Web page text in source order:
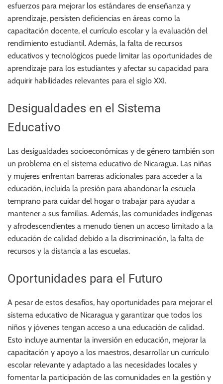
esfuerzos para mejorar los estándares de enseñanza y
aprendizaje, persisten deficiencias en áreas como la
capacitación docente, el currículo escolar y la evaluación del
rendimiento estudiantil. Además, la falta de recursos
educativos y tecnológicos puede limitar las oportunidades de
aprendizaje para los estudiantes y afectar su capacidad para
adquirir habilidades relevantes para el siglo XXI.
Desigualdades en el Sistema
Educativo
Las desigualdades socioeconómicas y de género también son
un problema en el sistema educativo de Nicaragua. Las niñas
y mujeres enfrentan barreras adicionales para acceder a la
educación, incluida la presión para abandonar la escuela
temprano para cuidar del hogar o trabajar para ayudar a
mantener a sus familias. Además, las comunidades indígenas
y afrodescendientes a menudo tienen un acceso limitado a la
educación de calidad debido a la discriminación, la falta de
recursos y la distancia a las escuelas.
Oportunidades para el Futuro
A pesar de estos desafíos, hay oportunidades para mejorar el
sistema educativo de Nicaragua y garantizar que todos los
niños y jóvenes tengan acceso a una educación de calidad.
Esto incluye aumentar la inversión en educación, mejorar la
capacitación y apoyo a los maestros, desarrollar un currículo
escolar relevante y adaptado a las necesidades locales y
fomentar la participación de las comunidades en la gestión y